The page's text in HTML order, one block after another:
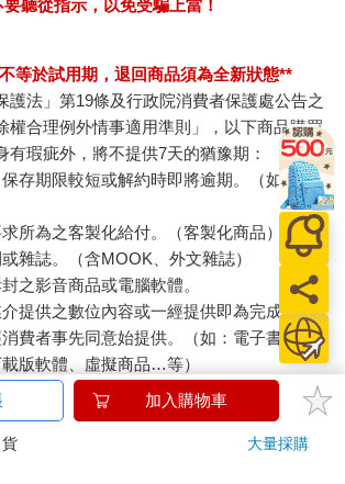
聽從指示，以免受騙上當！
等於試用期，退回商品須為全新狀態**
護法」第19條及行政院消費者保護處公告之
權合理例外情事適用準則」，以下商品購買
有瑕疵外，將不提供7天的猶豫期：
存期限較短或解約時即將逾期。（如：生
所為之客製化給付。（客製化商品）
雜誌。（含MOOK、外文雜誌）
之影音商品或電腦軟體。
提供之數位內容或一經提供即為完成之線
消費者事先同意始提供。（如：電子書、電
版軟體、虛擬商品…等）
人衛生用品。（如：內衣褲、刮鬍刀、除毛
品，均享有到貨7天的猶豫期（含例假
加入購物車
大量採購